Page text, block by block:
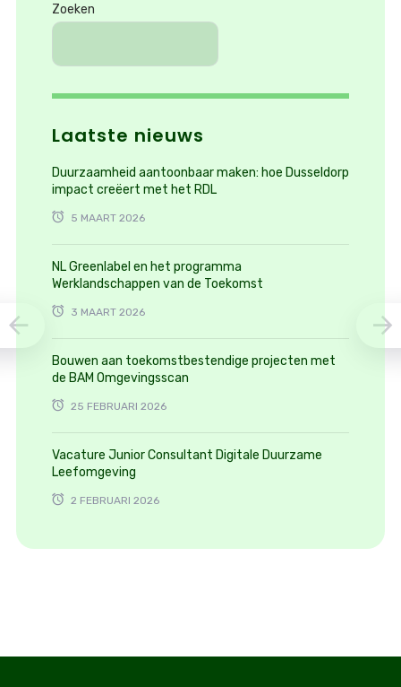
Zoeken
Laatste nieuws
Duurzaamheid aantoonbaar maken: hoe Dusseldorp
impact creëert met het RDL
5 MAART 2026
NL Greenlabel en het programma
Werklandschappen van de Toekomst
3 MAART 2026
Bouwen aan toekomstbestendige projecten met
de BAM Omgevingsscan
25 FEBRUARI 2026
Vacature Junior Consultant Digitale Duurzame
Leefomgeving
2 FEBRUARI 2026